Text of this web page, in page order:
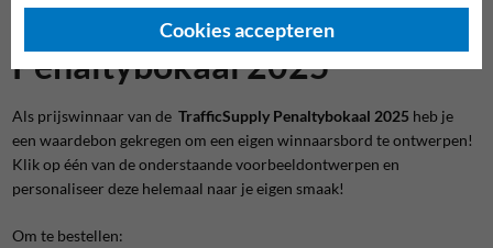
Prijswinnaars TrafficSupply
Penaltybokaal 2025
Als prijswinnaar van de TrafficSupply Penaltybokaal 2025 heb je
een waardebon gekregen om een eigen winnaarsbord te ontwerpen!
Klik op één van de onderstaande voorbeeldontwerpen en
personaliseer deze helemaal naar je eigen smaak!
Om te bestellen:
Cookies accepteren